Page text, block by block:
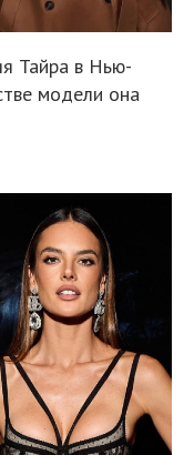
Тайра в Нью-
модели она